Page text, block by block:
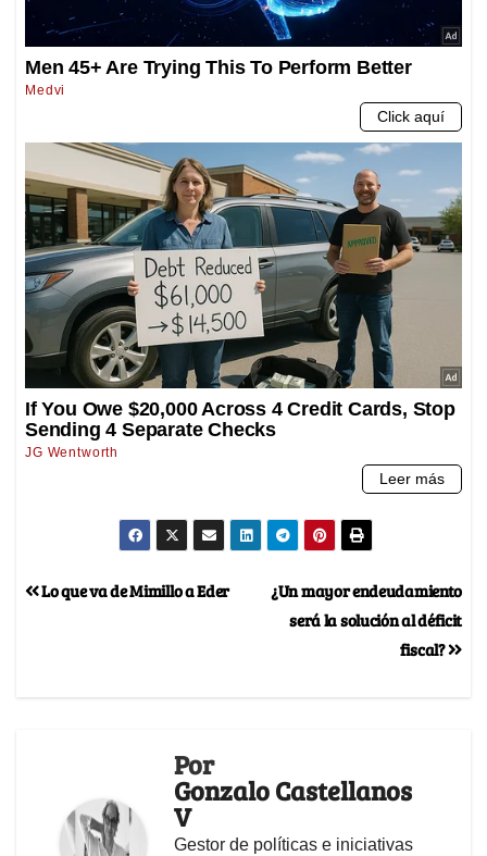
¿Un mayor endeudamiento
será la solución al déficit
fiscal?
Lo que va de Mimillo a Eder
Por
Gonzalo Castellanos
V
Gestor de políticas e iniciativas